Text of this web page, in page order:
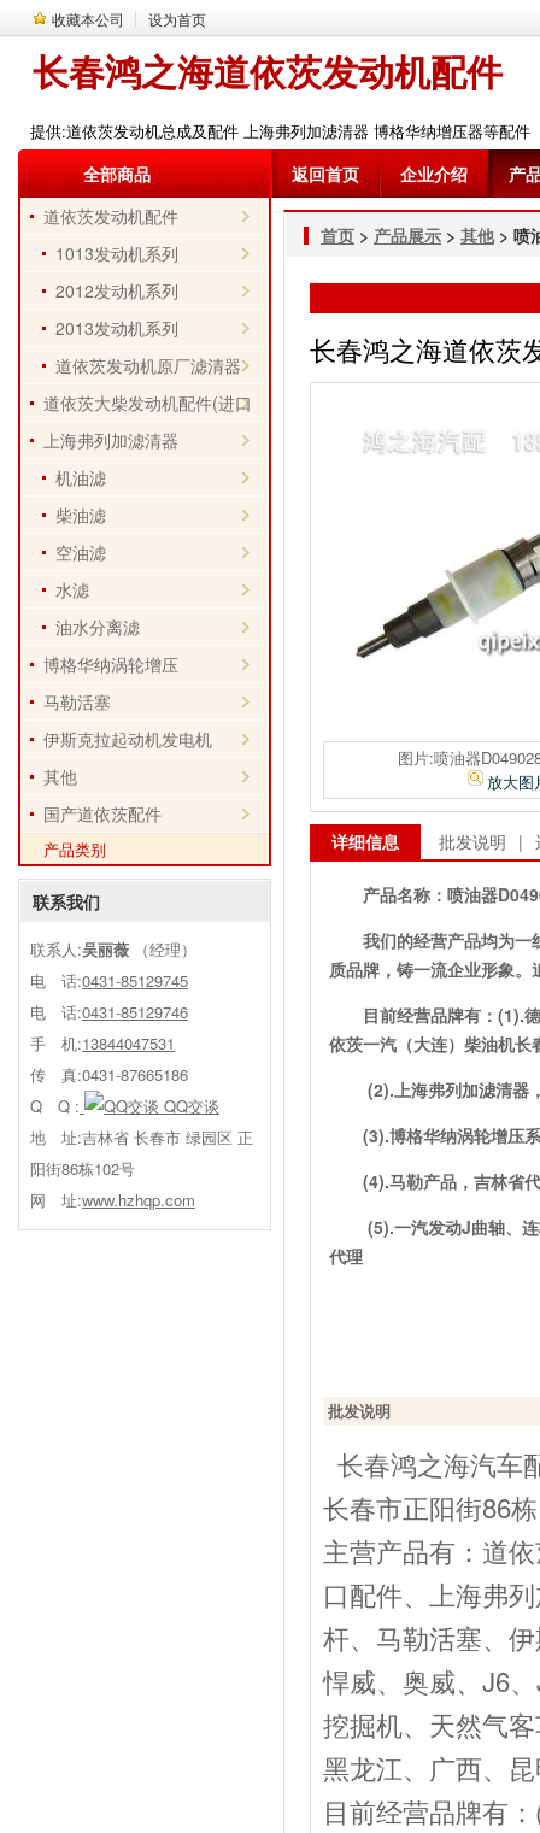
收藏本公司 设为首页
长春鸿之海道依茨发动机配件
提供:道依茨发动机总成及配件 上海弗列加滤清器 博格华纳增压器等配件
全部商品 返回首页 企业介绍
产
道依茨发动机配件
1013发动机系列
2012发动机系列
2013发动机系列
道依茨发动机原厂滤清器
道依茨大柴发动机配件(进口
件)
上海弗列加滤清器
机油滤
柴油滤
空油滤
水滤
油水分离滤
博格华纳涡轮增压
马勒活塞
伊斯克拉起动机发电机
其他
国产道依茨配件
产品类别
联系我们
联系人:吴丽薇 （经理）
电 话:0431-85129745
电 话:0431-85129746
手 机:13844047531
传 真:0431-87665186
Q Q :
QQ交谈
地 址:吉林省 长春市 绿园区 正
阳街86栋102号
网 址:www.hzhqp.com
首页 > 产品展示 > 其他> 喷
长春鸿之海道依茨
图片:喷油器
放大图
详细信息 批发说明 |
产品名称： 喷油器
我们的经营产品均为一
质品牌，铸一流企业形象
目前经营品牌有：(1).
依茨一汽（大连）柴油机
(2).上海弗列加滤清器
(3).博格华纳涡轮增压
(4).马勒产品，吉林省
(5).一汽发动J曲轴、
代理
批发说明
长春鸿之海汽车
长春市正阳街86
主营产品有：道
口配件、上海弗
杆、马勒活塞、
悍威、奥威、J6
挖掘机、天然气
黑龙江、广西、
目前经营品牌有